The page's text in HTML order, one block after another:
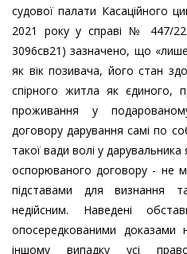
судової палати Касаційного
2021 року у справі № 447/
3096св21) зазначено, що
як вік позивача, його стан
спірного житла як єдиного,
проживання у
договору дарування самі по
такої вади волі у
оспорюваного договору - не
підставами для визнання
недійсним. Наведені
опосередкованими доказами
іншому випадку усі